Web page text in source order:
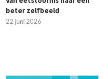
beter zelfbeeld
22 juni 2026